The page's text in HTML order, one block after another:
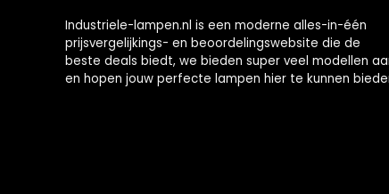
Industriele-lampen.nl is een moderne alles-in-één
prijsvergelijkings- en beoordelingswebsite die de
beste deals biedt, we bieden super veel modellen
en hopen jouw perfecte lampen hier te kunnen